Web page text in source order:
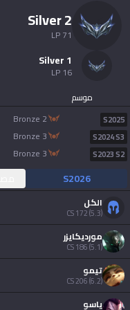
silver 2
71
silver 1
16
موسم
S2025
bronze 2
S2024 S3
bronze 3
S2023 S2
bronze 3
S2026
الكل
CS172(5.3)
مورديكايزر
CS186(5.1)
تيمو
CS206(6.2)
ياسو
Valorant
Gigs
TalkG
Esports
Türkçe
limba română
português
简体中文
繁體中文
српски језик
ไทย